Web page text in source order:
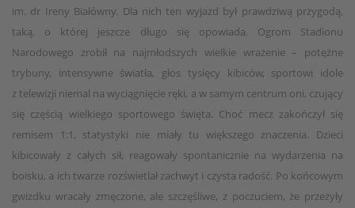
im. dr Ireny Białówny. Dla nich ten wyjazd był prawdziwą przygodą,
taką, o której jeszcze długo się opowiada. Ogrom Stadionu
Narodowego zrobił na najmłodszych wielkie wrażenie – potężne
trybuny, intensywne światła, głos tysięcy kibiców, sportowi idole
z telewizji niemal na wyciągnięcie ręki, a w samym centrum oni, czujący
się częścią wielkiego sportowego święta. Choć mecz zakończył się
remisem 1:1, statystyki nie miały tu większego znaczenia. Dzieci
kibicowały z całych sił, reagowały spontanicznie na wydarzenia na
boisku, a ich twarze rozświetlał zachwyt i czysta radość. Po końcowym
gwizdku wracały zmęczone, ale szczęśliwe, z poczuciem, że przeżyły